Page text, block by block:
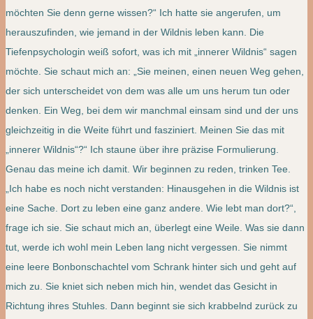
möchten Sie denn gerne wissen?“ Ich hatte sie angerufen, um
herauszufinden, wie jemand in der Wildnis leben kann. Die
Tiefenpsychologin weiß sofort, was ich mit „innerer Wildnis“ sagen
möchte. Sie schaut mich an: „Sie meinen, einen neuen Weg gehen,
der sich unterscheidet von dem was alle um uns herum tun oder
denken. Ein Weg, bei dem wir manchmal einsam sind und der uns
gleichzeitig in die Weite führt und fasziniert. Meinen Sie das mit
„innerer Wildnis“?“ Ich staune über ihre präzise Formulierung.
Genau das meine ich damit. Wir beginnen zu reden, trinken Tee.
„Ich habe es noch nicht verstanden: Hinausgehen in die Wildnis ist
eine Sache. Dort zu leben eine ganz andere. Wie lebt man dort?“,
frage ich sie. Sie schaut mich an, überlegt eine Weile. Was sie dann
tut, werde ich wohl mein Leben lang nicht vergessen. Sie nimmt
eine leere Bonbonschachtel vom Schrank hinter sich und geht auf
mich zu. Sie kniet sich neben mich hin, wendet das Gesicht in
Richtung ihres Stuhles. Dann beginnt sie sich krabbelnd zurück zu